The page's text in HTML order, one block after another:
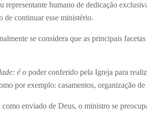
representante humano de dedicação
de continuar esse ministério.
se considera que as principais
é o poder conferido pela Igreja para
por exemplo: casamentos, organização
enviado de Deus, o ministro se